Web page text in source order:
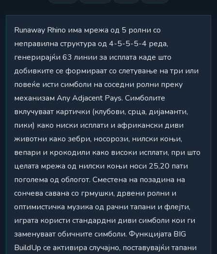
Runaway Rhino има мрежа од 5 ролни со
неправилна структура од 4-5-5-5-4 реда,
генерирајќи 63 линии за исплата каде што
добивките се формираат со слетување на три или
повеќе исти симболи на соседни ролни преку
механизам Any Adjacent Pays. Симболите
вклучуваат картички (клубови, срца, дијаманти,
пики) како ниски исплати и африкански диви
животни како зебри, носорози, нилски коњи,
вепари и крокодили како високи исплати, при што
целата мрежа од нилски коњи носи 25,20 пати
поголема од облогот. Сместена на позадина на
сончева савана со грмушки, дрвени ролни и
оптимистичка музика од рачни тапани и флејти,
играта користи стандардни диви симболи кои ги
заменуваат обичните симболи. Функцијата BIG
BuildUp се активира случајно, поставувајќи тапани